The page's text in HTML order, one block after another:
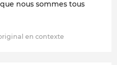
nous sommes tous